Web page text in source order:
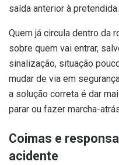
saída anterior à pretendida.
Quem já circula dentro da
sobre quem vai entrar,
sinalização, situação
mudar de via em
a solução correta é dar
parar ou fazer marcha-
Coimas e
acidente